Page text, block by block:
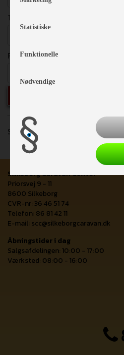
TOTALVÆGT
FRITEKST
Sorter efter:
Silkeborg Caravan Center
Priorsvej 9 - 11
8600 Silkeborg
CVR-nr: 36 46 51 74
Telefon: 86 81 42 11
E-mail: scc@silkeborgcaravan.dk
Åbningstider i dag
Salgsafdelingen: 10:00 - 17:00
Værksted: 08:00 - 16:00
Statistiske
Funktionelle
Nødvendige